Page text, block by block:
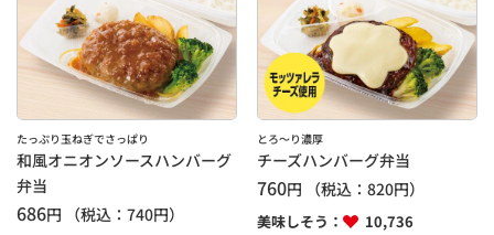
たっぷり玉ねぎでさっぱり
和風オニオンソースハンバーグ
弁当
686円 （税込： 740円）
とろ～り濃厚
チーズハンバーグ弁当
760円 （税込：820円）
美味しそう： 10,736